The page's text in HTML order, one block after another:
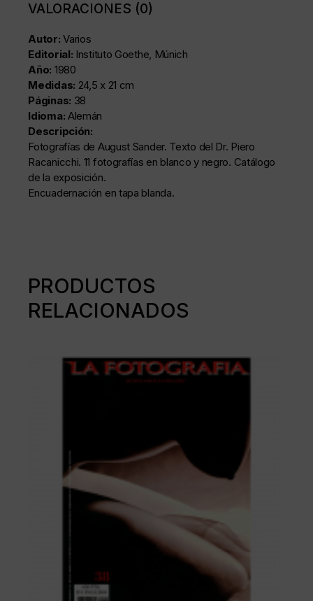
VALORACIONES (0)
Autor:Varios
Editorial: Instituto Goethe, Múnich
Año: 1980
Medidas: 24,5 x 21 cm
Páginas: 38
Idioma: Alemán
Descripción:
Fotografías de August Sander. Texto del Dr. Piero
Racanicchi. 11 fotografías en blanco y negro. Catálogo
de la exposición.
Encuadernación en tapa blanda.
PRODUCTOS
RELACIONADOS